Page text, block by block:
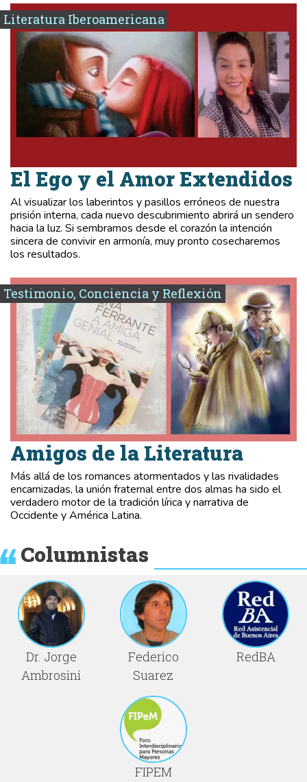
Literatura Iberoamericana
El Ego y el Amor Extendidos
Al visualizar los laberintos y pasillos erróneos de nuestra
prisión interna, cada nuevo descubrimiento abrirá un sendero
hacia la luz. Si sembramos desde el corazón la intención
sincera de convivir en armonía, muy pronto cosecharemos
los resultados.
Testimonio, Conciencia y Reflexión
Amigos de la Literatura
Más allá de los romances atormentados y las rivalidades
encarnizadas, la unión fraternal entre dos almas ha sido el
verdadero motor de la tradición lírica y narrativa de
Occidente y América Latina.
Columnistas
Dr. Jorge
Ambrosini
Federico
Suarez
RedBA
FIPEM